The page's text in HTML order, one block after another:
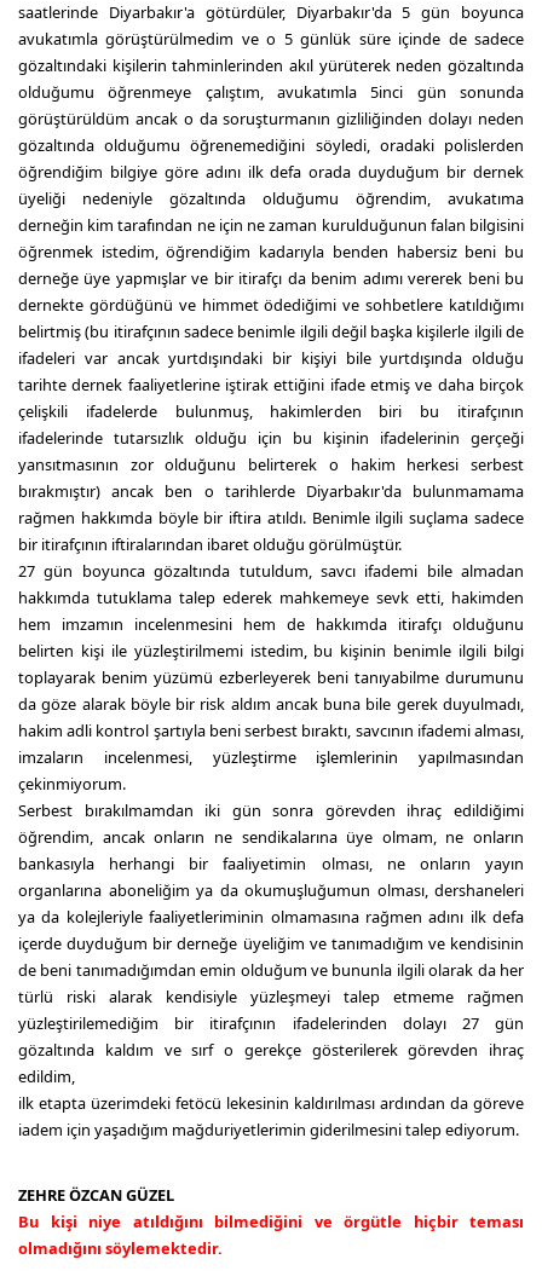
saatlerinde Diyarbakır'a götürdüler, Diyarbakır'da 5 gün boyunca
avukatımla görüştürülmedim ve o 5 günlük süre içinde de sadece
gözaltındaki kişilerin tahminlerinden akıl yürüterek neden gözaltında
olduğumu öğrenmeye çalıştım, avukatımla 5inci gün sonunda
görüştürüldüm ancak o da soruşturmanın gizliliğinden dolayı neden
gözaltında olduğumu öğrenemediğini söyledi, oradaki polislerden
öğrendiğim bilgiye göre adını ilk defa orada duyduğum bir dernek
üyeliği nedeniyle gözaltında olduğumu öğrendim, avukatıma
derneğin kim tarafından ne için ne zaman kurulduğunun falan bilgisini
öğrenmek istedim, öğrendiğim kadarıyla benden habersiz beni bu
derneğe üye yapmışlar ve bir itirafçı da benim adımı vererek beni bu
dernekte gördüğünü ve himmet ödediğimi ve sohbetlere katıldığımı
belirtmiş (bu itirafçının sadece benimle ilgili değil başka kişilerle ilgili de
ifadeleri var ancak yurtdışındaki bir kişiyi bile yurtdışında olduğu
tarihte dernek faaliyetlerine iştirak ettiğini ifade etmiş ve daha birçok
çelişkili ifadelerde bulunmuş, hakimlerden biri bu itirafçının
ifadelerinde tutarsızlık olduğu için bu kişinin ifadelerinin gerçeği
yansıtmasının zor olduğunu belirterek o hakim herkesi serbest
bırakmıştır) ancak ben o tarihlerde Diyarbakır'da bulunmamama
rağmen hakkımda böyle bir iftira atıldı. Benimle ilgili suçlama sadece
bir itirafçının iftiralarından ibaret olduğu görülmüştür.
27 gün boyunca gözaltında tutuldum, savcı ifademi bile almadan
hakkımda tutuklama talep ederek mahkemeye sevk etti, hakimden
hem imzamın incelenmesini hem de hakkımda itirafçı olduğunu
belirten kişi ile yüzleştirilmemi istedim, bu kişinin benimle ilgili bilgi
toplayarak benim yüzümü ezberleyerek beni tanıyabilme durumunu
da göze alarak böyle bir risk aldım ancak buna bile gerek duyulmadı,
hakim adli kontrol şartıyla beni serbest bıraktı, savcının ifademi alması,
imzaların incelenmesi, yüzleştirme işlemlerinin yapılmasından
çekinmiyorum.
Serbest bırakılmamdan iki gün sonra görevden ihraç edildiğimi
öğrendim, ancak onların ne sendikalarına üye olmam, ne onların
bankasıyla herhangi bir faaliyetimin olması, ne onların yayın
organlarına aboneliğim ya da okumuşluğumun olması, dershaneleri
ya da kolejleriyle faaliyetleriminin olmamasına rağmen adını ilk defa
içerde duyduğum bir derneğe üyeliğim ve tanımadığım ve kendisinin
de beni tanımadığımdan emin olduğum ve bununla ilgili olarak da her
türlü riski alarak kendisiyle yüzleşmeyi talep etmeme rağmen
yüzleştirilemediğim bir itirafçının ifadelerinden dolayı 27 gün
gözaltında kaldım ve sırf o gerekçe gösterilerek görevden ihraç
edildim,
ilk etapta üzerimdeki fetöcü lekesinin kaldırılması ardından da göreve
iadem için yaşadığım mağduriyetlerimin giderilmesini talep ediyorum.
ZEHRE ÖZCAN GÜZEL
Bu kişi niye atıldığını bilmediğini ve örgütle hiçbir teması
olmadığını söylemektedir.